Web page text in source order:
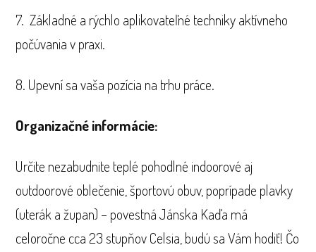
7. Základné a rýchlo aplikovateľné techniky aktívneho
počúvania v praxi.
8. Upevní sa vaša pozícia na trhu práce.
Organizačné informácie:
Určite nezabudnite teplé pohodlné indoorové aj
outdoorové oblečenie, športovú obuv, poprípade plavky
(uterák a župan) – povestná Jánska Kaďa má
celoročne cca 23 stupňov Celsia, budú sa Vám hodiť! Čo